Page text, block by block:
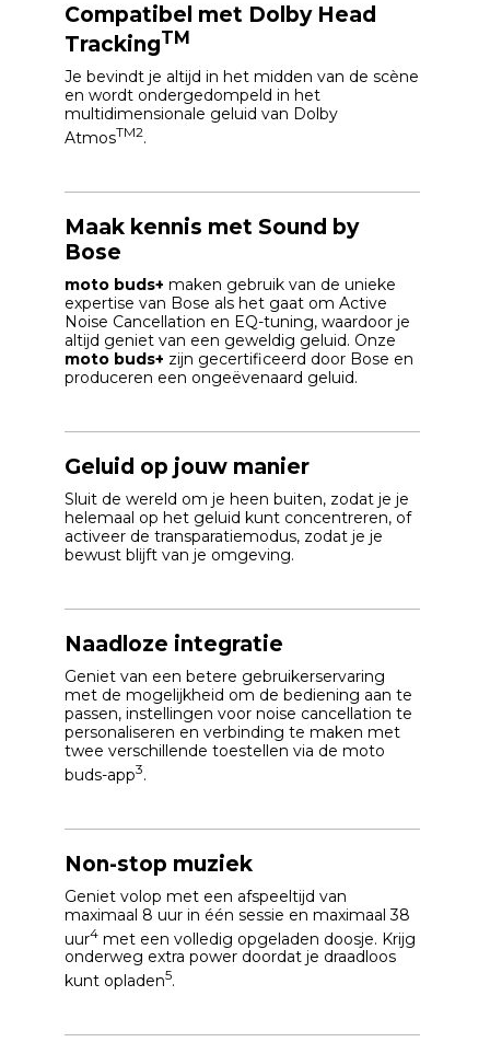
Compatibel met Dolby Head
TrackingTM
Je bevindt je altijd in het midden van de scène
en wordt ondergedompeld in het
multidimensionale geluid van Dolby
AtmosTM2.
Maak kennis met Sound by
Bose
moto buds+ maken gebruik van de unieke
expertise van Bose als het gaat om Active
Noise Cancellation en EQ-tuning, waardoor je
altijd geniet van een geweldig geluid. Onze
moto buds+ zijn gecertificeerd door Bose en
produceren een ongeëvenaard geluid.
Geluid op jouw manier
Sluit de wereld om je heen buiten, zodat je je
helemaal op het geluid kunt concentreren, of
activeer de transparatiemodus, zodat je je
bewust blijft van je omgeving.
Naadloze integratie
Geniet van een betere gebruikerservaring
met de mogelijkheid om de bediening aan te
passen, instellingen voor noise cancellation te
personaliseren en verbinding te maken met
twee verschillende toestellen via de moto
buds-app3.
Non-stop muziek
Geniet volop met een afspeeltijd van
maximaal 8 uur in één sessie en maximaal 38
uur4 met een volledig opgeladen doosje. Krijg
onderweg extra power doordat je draadloos
kunt opladen5.